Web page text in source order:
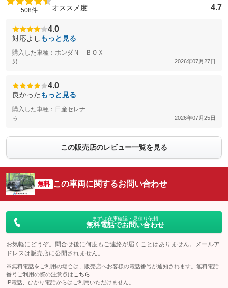
508件 オススメ度 4.7
4.0
対応よし もっと見る
購入した車種：ホンダＮ－ＢＯＸ
男 2026年07月27日
4.0
良かった もっと見る
購入した車種：日産セレナ
ち 2026年07月25日
この販売店のレビュー一覧を見る
無料 この車両に関するお問い合わせ
まずは在庫確認・見積り依頼
無料電話でお問い合わせ
お気軽にどうぞ。問合せ後に何度もご連絡が届くことはありません。メールア
ドレスは販売店に公開されません。
※無料電話をご利用の場合は、販売店へお客様の電話番号が通知されます。無料電話
番号ご利用の際の注意点は こちら
IP電話、ひかり電話からはご利用いただけません。